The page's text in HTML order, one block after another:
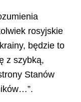
rosyjskie
będzie to
z szybką,
Stanów